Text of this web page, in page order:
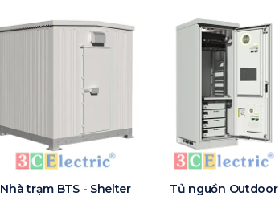
Nhà trạm BTS - Shelter Tủ nguồn Outdoor